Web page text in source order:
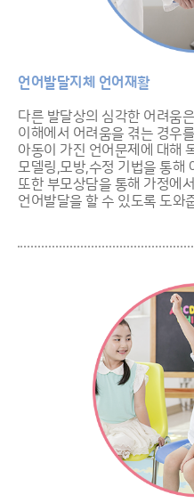
언어발달지체 언어재활
다른 발달상의 심각한 어려움
이해에서 어려움을 겪는 경우
아동이 가진 언어문제에 대해
모델링,모방,수정 기법을 통해
또한 부모상담을 통해 가정에
언어발달을 할 수 있도록 도와